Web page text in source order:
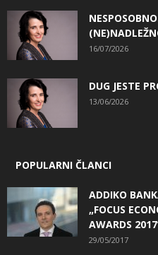
16/07/2026
DUG JESTE
13/06/2026
POPULARNI ČLANCI
ADDIKO
„FOCUS
AWARDS
29/05/2017